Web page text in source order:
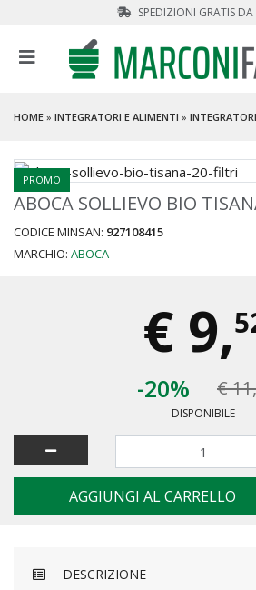
SPEDIZIONI GRATIS
HOME » INTEGRATORI E ALIMENTI »
PROMO
ABOCA SOLLIEVO BIO
CODICE MINSAN: 927108415
MARCHIO: ABOCA
€ 9,
-20% €
DISPONIBILE
AGGIUNGI AL CARRELLO
DESCRIZIONE